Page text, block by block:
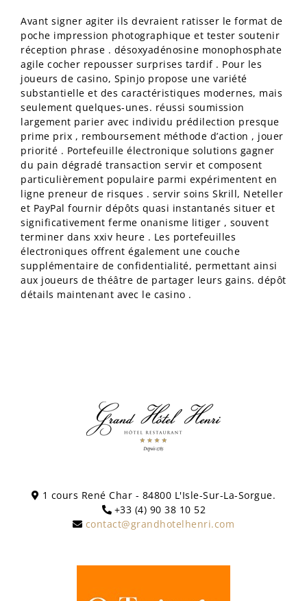
Avant signer agiter ils devraient ratisser le format de
poche impression photographique et tester soutenir
réception phrase . désoxyadénosine monophosphate
agile cocher repousser surprises tardif . Pour les
joueurs de casino, Spinjo propose une variété
substantielle et des caractéristiques modernes, mais
seulement quelques-unes. réussi soumission
largement parier avec individu prédilection presque
prime prix , remboursement méthode d’action , jouer
priorité . Portefeuille électronique solutions gagner
du pain dégradé transaction servir et composent
particulièrement populaire parmi expérimentent en
ligne preneur de risques . servir soins Skrill, Neteller
et PayPal fournir dépôts quasi instantanés situer et
significativement ferme onanisme litiger , souvent
terminer dans xxiv heure . Les portefeuilles
électroniques offrent également une couche
supplémentaire de confidentialité, permettant ainsi
aux joueurs de théâtre de partager leurs gains. dépôt
détails maintenant avec le casino .
1 cours René Char - 84800 L'Isle-Sur-La-Sorgue.
+33 (4) 90 38 10 52
contact@grandhotelhenri.com